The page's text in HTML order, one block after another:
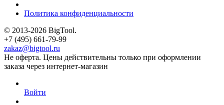
Политика конфиденциальности
© 2013-2026 BigTool.
+7 (495) 661-79-99
zakaz@bigtool.ru
Не оферта. Цены действительны только при оформлении
заказа через интернет-магазин
Войти